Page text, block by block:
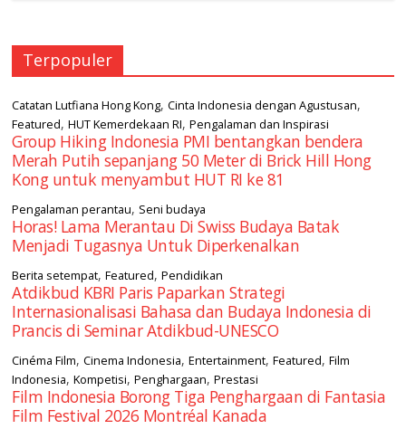
Terpopuler
Catatan Lutfiana Hong Kong,Cinta Indonesia dengan Agustusan,
Featured,HUT Kemerdekaan RI,Pengalaman dan Inspirasi
Group Hiking Indonesia PMI bentangkan bendera
Merah Putih sepanjang 50 Meter di Brick Hill Hong
Kong untuk menyambut HUT RI ke 81
Pengalaman perantau, Seni budaya
Horas! Lama Merantau Di Swiss Budaya Batak
Menjadi Tugasnya Untuk Diperkenalkan
Berita setempat,Featured,Pendidikan
Atdikbud KBRI Paris Paparkan Strategi
Internasionalisasi Bahasa dan Budaya Indonesia di
Prancis di Seminar Atdikbud-UNESCO
Cinéma Film,Cinema Indonesia,Entertainment,Featured,Film
Indonesia,Kompetisi,Penghargaan,Prestasi
Film Indonesia Borong Tiga Penghargaan di Fantasia
Film Festival 2026 Montréal Kanada